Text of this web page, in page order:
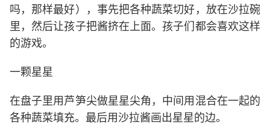
吗，那样最好），事先把各种蔬菜切好，放在沙拉碗
里，然后让孩子把酱挤在上面。孩子们都会喜欢这样
的游戏。
一颗星星
在盘子里用芦笋尖做星星尖角，中间用混合在一起的
各种蔬菜填充。最后用沙拉酱画出星星的边。